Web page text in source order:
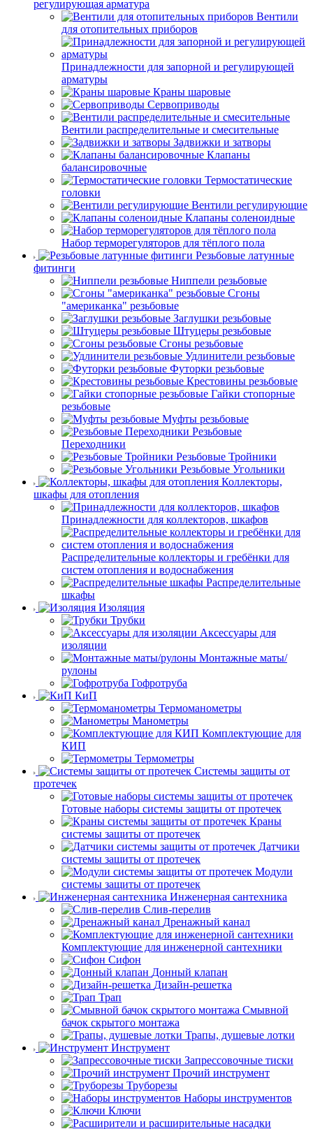
регулирующая арматура
Вентили
для отопительных приборов
Принадлежности для запорной и регулирующей
арматуры
Краны шаровые
Сервоприводы
Вентили распределительные и смесительные
Задвижки и затворы
Клапаны
балансировочные
Термостатические
головки
Вентили регулирующие
Клапаны соленоидные
Набор терморегуляторов для тёплого пола
Резьбовые латунные
фитинги
Ниппели резьбовые
Сгоны
"американка" резьбовые
Заглушки резьбовые
Штуцеры резьбовые
Сгоны резьбовые
Удлинители резьбовые
Футорки резьбовые
Крестовины резьбовые
Гайки стопорные
резьбовые
Муфты резьбовые
Резьбовые
Переходники
Резьбовые Тройники
Резьбовые Угольники
Коллекторы,
шкафы для отопления
Принадлежности для коллекторов, шкафов
Распределительные коллекторы и гребёнки для
систем отопления и водоснабжения
Распределительные
шкафы
Изоляция
Трубки
Аксессуары для
изоляции
Монтажные маты/
рулоны
Гофротруба
КиП
Термоманометры
Манометры
Комплектующие для
КИП
Термометры
Системы защиты от
протечек
Готовые наборы системы защиты от протечек
Краны
системы защиты от протечек
Датчики
системы защиты от протечек
Модули
системы защиты от протечек
Инженерная сантехника
Слив-перелив
Дренажный канал
Комплектующие для инженерной сантехники
Сифон
Донный клапан
Дизайн-решетка
Трап
Смывной
бачок скрытого монтажа
Трапы, душевые лотки
Инструмент
Запрессовочные тиски
Прочий инструмент
Труборезы
Наборы инструментов
Ключи